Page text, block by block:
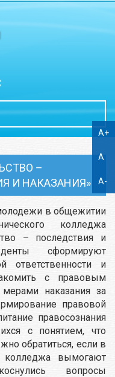
–
И НАКАЗАНИЯ»
в общежитии
колледжа
– последствия и
сформируют
ответственности и
с правовым
наказания за
правовой
правосознания
с понятием, что
обратиться, если в
вымогают
вопросы
A+
A
A-